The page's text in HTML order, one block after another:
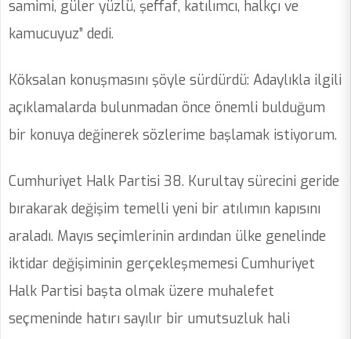
samimi, güler yüzlü, şeffaf, katılımcı, halkçı ve
kamucuyuz” dedi.
Köksalan konuşmasını şöyle sürdürdü: Adaylıkla ilgili
açıklamalarda bulunmadan önce önemli bulduğum
bir konuya değinerek sözlerime başlamak istiyorum.
Cumhuriyet Halk Partisi 38. Kurultay sürecini geride
bırakarak değişim temelli yeni bir atılımın kapısını
araladı. Mayıs seçimlerinin ardından ülke genelinde
iktidar değişiminin gerçekleşmemesi Cumhuriyet
Halk Partisi başta olmak üzere muhalefet
seçmeninde hatırı sayılır bir umutsuzluk hali